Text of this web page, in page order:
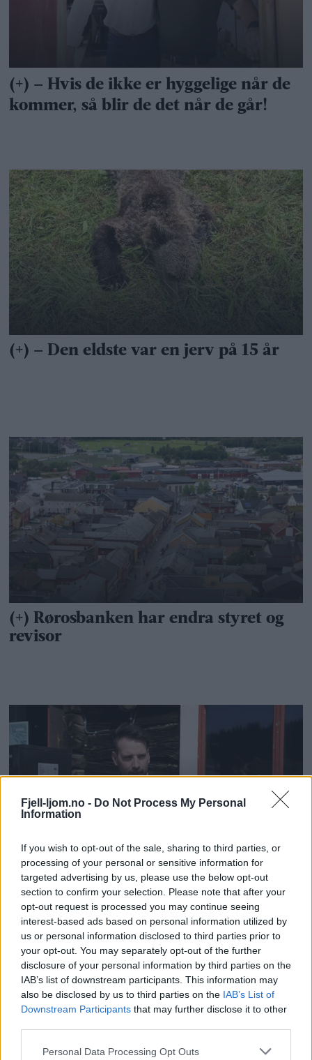
Fjell-ljom.no - Do Not Process My Personal
Information
If you wish to opt-out of the sale, sharing to third parties, or
processing of your personal or sensitive information for
targeted advertising by us, please use the below opt-out
section to confirm your selection. Please note that after your
opt-out request is processed you may continue seeing
interest-based ads based on personal information utilized by
us or personal information disclosed to third parties prior to
your opt-out. You may separately opt-out of the further
disclosure of your personal information by third parties on the
IAB’s list of downstream participants. This information may
also be disclosed by us to third parties on the IAB’s List of
Downstream Participants that may further disclose it to other
Personal Data Processing Opt Outs